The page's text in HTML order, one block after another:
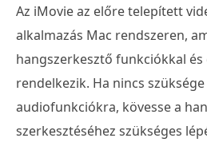
Az iMovie az előre telepített
alkalmazás Mac rendszeren,
hangszerkesztő funkciókkal
rendelkezik. Ha nincs
audiofunkciókra, kövesse a
szerkesztéséhez szükséges